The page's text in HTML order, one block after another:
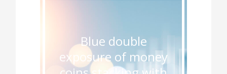
Blue double
exposure of money